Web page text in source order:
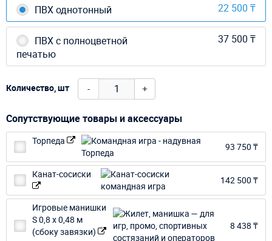
ПВХ однотонный 22 500 ₸
ПВХ с полноцветной
печатью
37 500 ₸
Количество, шт - +
Сопутствующие товары и аксессуары
Торпеда
93 750 ₸
Канат-сосиски
142 500 ₸
Игровые манишки
S 0,8 х 0,48 м
(сбоку завязки)
8 438 ₸